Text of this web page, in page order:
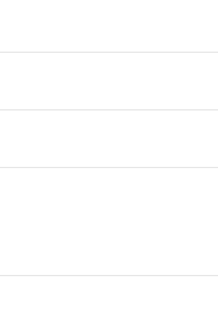
RoHS指令（10物質）の
指令（10物質）の非